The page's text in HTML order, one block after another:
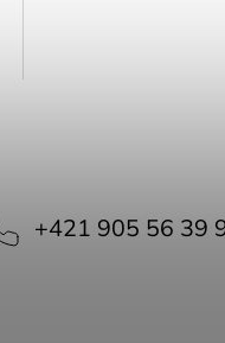
+421 905 56 39